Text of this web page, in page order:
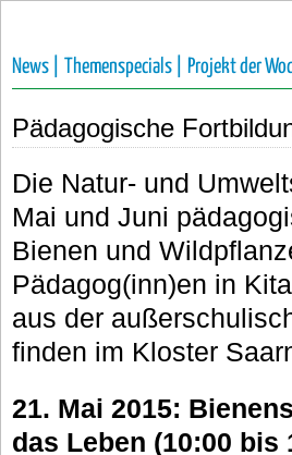
News | Themenspecials | Projekt der
Pädagogische
Die Natur- und
Mai und Juni
Bienen und
Pädagog(inn)en in
aus der
finden im Kloster
21. Mai 2015:
das Leben (10:00 bis